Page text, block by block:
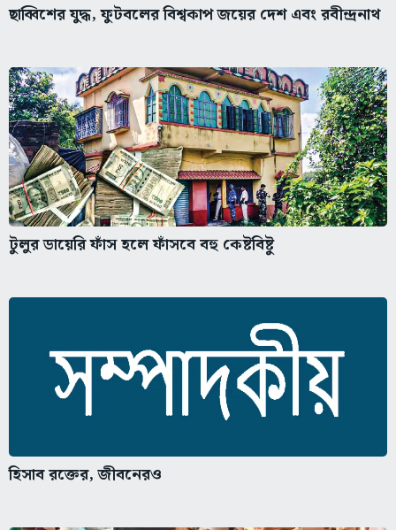
ছাব্বিশের যুদ্ধ, ফুটবলের বিশ্বকাপ জয়ের দেশ এবং রবীন্দ্রনাথ
টুলুর ডায়েরি ফাঁস হলে ফাঁসবে বহু কেষ্টবিষ্টু
হিসাব রক্তের, জীবনেরও